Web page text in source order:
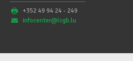
+352 49 94 24 - 249
infocenter@lcgb.lu